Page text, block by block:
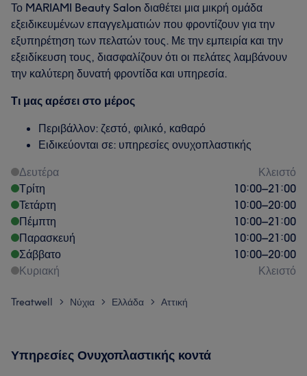
Το MARIAMI Beauty Salon διαθέτει μια μικρή ομάδα
εξειδικευμένων επαγγελματιών που φροντίζουν για την
εξυπηρέτηση των πελατών τους. Με την εμπειρία και την
εξειδίκευση τους, διασφαλίζουν ότι οι πελάτες λαμβάνουν
την καλύτερη δυνατή φροντίδα και υπηρεσία.
Τι μας αρέσει στο μέρος
Περιβάλλον: ζεστό, φιλικό, καθαρό
Ειδικεύονται σε: υπηρεσίες ονυχοπλαστικής
Δευτέρα
Κλειστό
Τρίτη
10:00–21:00
Τετάρτη
10:00–20:00
Πέμπτη
10:00–21:00
Παρασκευή
10:00–21:00
Σάββατο
10:00–20:00
Κυριακή
Κλειστό
Treatwell > Νύχια > Ελλάδα > Αττική
Υπηρεσίες Ονυχοπλαστικής κοντά